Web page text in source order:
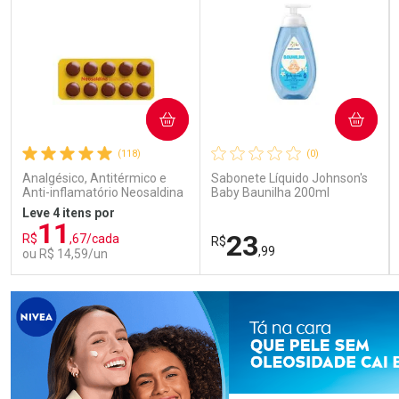
(118)
Analgésico, Antitérmico e
Anti-inflamatório Neosaldina
30mg + 300mg + 30mg 10
Drágeas
Leve 4 itens por
R$11 ,67/cada
ou R$ 14,59/un
COMPRAR
FECHAR
Laboratório
FECHAR
Por Menos
(0)
Sabonete Líquido Johnson's
Baby Baunilha 200ml
R$23,99
COMPRAR
Laboratório
Por Menos